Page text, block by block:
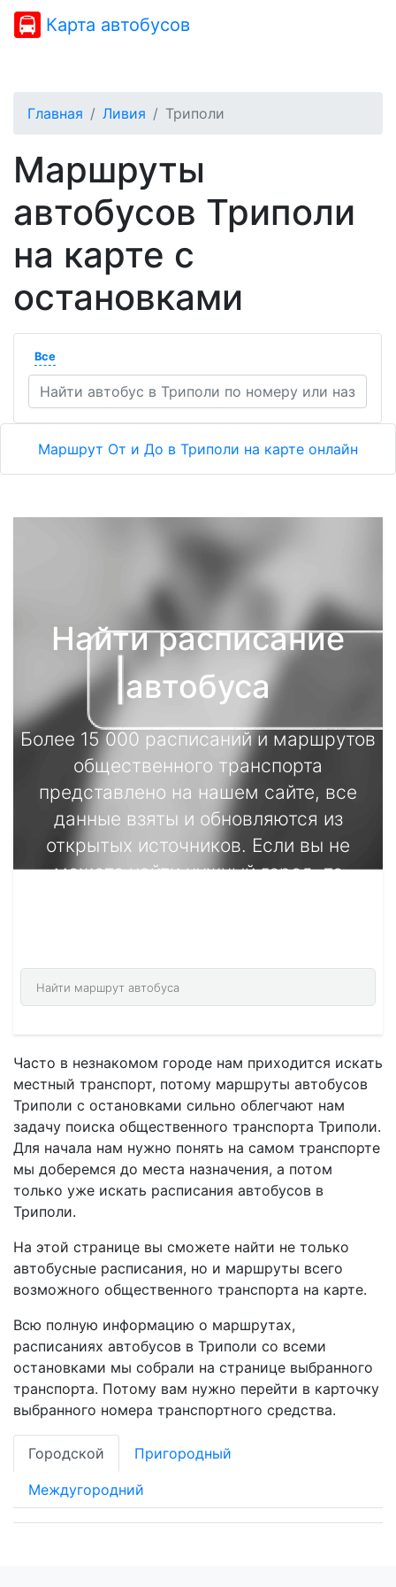
Карта автобусов
Главная Ливия Триполи
Маршруты
автобусов Триполи
на карте с
остановками
Все
Маршрут От и До в Триполи на карте онлайн
Найти расписание
автобуса
Более 15 000 расписаний и маршрутов
общественного транспорта
представлено на нашем сайте, все
данные взяты и обновляются из
открытых источников. Если вы не
можете найти нужный город, то
Часто в незнакомом городе нам приходится искать
местный транспорт, потому маршруты автобусов
Триполи с остановками сильно облегчают нам
задачу поиска общественного транспорта Триполи.
Для начала нам нужно понять на самом транспорте
мы доберемся до места назначения, а потом
только уже искать расписания автобусов в
Триполи.
На этой странице вы сможете найти не только
автобусные расписания, но и маршруты всего
возможного общественного транспорта на карте.
Всю полную информацию о маршрутах,
расписаниях автобусов в Триполи со всеми
остановками мы собрали на странице выбранного
транспорта. Потому вам нужно перейти в карточку
выбранного номера транспортного средства.
Городской Пригородный
Междугородний